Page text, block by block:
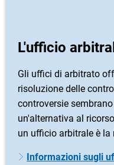
L'ufficio
Gli uffici di arbitrato
risoluzione delle
controversie
un'alternativa al
un ufficio arbitrale è la
Informazioni sugli